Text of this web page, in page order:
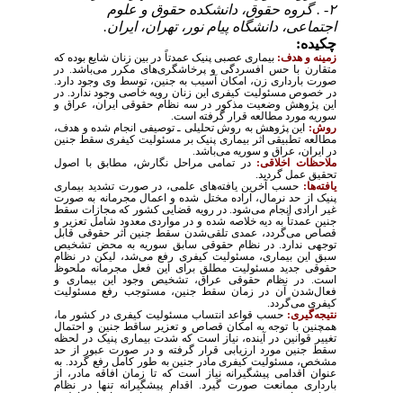
۲- . گروه حقوق، دانشکده حقوق و علوم
اجتماعی، دانشگاه پیام نور، تهران، ایران.
چکیده:
زمینه و هدف: بیماری عصبی پنیک عمدتاً در بین زنان شایع بوده که
متقارن با حس افسردگی و پرخاشگری‌های مکرر می‌باشد. در
صورت بارداری زن، امکان آسیب به جنین، توسط وی وجود دارد.
در خصوص مسئولیت کیفری این زنان رویه خاصی وجود ندارد. در
این پژوهش وضعیت مذکور در سه ‌نظام حقوقی ایران، عراق و
سوریه مورد مطالعه قرار گرفته است.
روش: این پژوهش به روش تحلیلی ـ توصیفی انجام‌ شده و هدف،
مطالعه تطبیقی اثر بیماری پنیک بر مسئولیت کیفری سقط جنین
در ایران، عراق و سوریه می‌باشد.
ملاحظات اخلاقی: در تمامی مراحل نگارش، مطابق با اصول
تحقیق عمل گردید.
یافته‌ها: حسب آخرین یافته‌های علمی، در صورت تشدید بیماری
پنیک از حد نرمال، اراده مختل شده و اعمال مجرمانه به صورت
غیر ارادی انجام می‌شود. در رویه قضایی کشور که مجازات سقط
جنین عمدتاً به دیه خلاصه شده و در مواردی معدود شامل تعزیر و
قصاص می‌گردد، عمدی تلقی‌شدن سقط جنین اثر حقوقی قابل
‌توجهی ندارد. در نظام حقوقی سابق سوریه به محض تشخیص
سبق این بیماری، مسئولیت کیفری رفع می‌شد، لیکن در نظام
حقوقی جدید مسئولیت مطلق برای این فعل مجرمانه ملحوظ
است. در نظام حقوقی عراق، تشخیص وجود این بیماری و
فعال‌شدن آن در زمان سقط جنین، مستوجب رفع مسئولیت
کیفری می‌گردد.
نتیجه‌گیری: حسب قواعد انتساب مسئولیت کیفری در کشور ما،
همچنین با توجه به امکان قصاص و تعزیر ساقط جنین و احتمال
تغییر قوانین در آینده، نیاز است که شدت بیماری پنیک در لحظه
سقط جنین مورد ارزیابی قرار گرفته و در صورت عبور از حد
مشخص، مسئولیت کیفری مادر جنین به طور کامل رفع گردد. به
عنوان اقدامی پیشگیرانه نیاز است که تا زمان افاقه مادر، از
بارداری ممانعت صورت گیرد. اقدام پیشگیرانه تنها در نظام